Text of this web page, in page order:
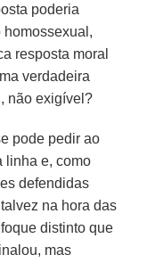
poderia
homossexual,
resposta moral
verdadeira
não exigível?
pode pedir ao
linha e, como
defendidas
na hora das
distinto que
mas